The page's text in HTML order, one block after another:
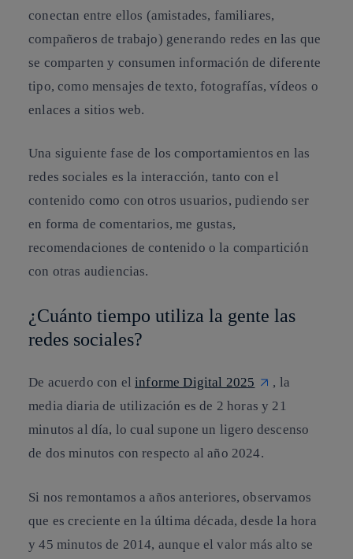
conectan entre ellos (amistades, familiares,
compañeros de trabajo) generando redes en las que
se comparten y consumen información de diferente
tipo, como mensajes de texto, fotografías, vídeos o
enlaces a sitios web.
Una siguiente fase de los comportamientos en las
redes sociales es la interacción, tanto con el
contenido como con otros usuarios, pudiendo ser
en forma de comentarios, me gustas,
recomendaciones de contenido o la compartición
con otras audiencias.
¿Cuánto tiempo utiliza la gente las
redes sociales?
De acuerdo con elinforme Digital 2025
, la
media diaria de utilización es de 2 horas y 21
minutos al día, lo cual supone un ligero descenso
de dos minutos con respecto al año 2024.
Si nos remontamos a años anteriores, observamos
que es creciente en la última década, desde la hora
y 45 minutos de 2014, aunque el valor más alto se